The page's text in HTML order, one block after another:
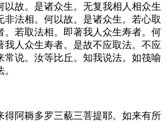
以故。是诸众生。无复我相人相众生
非法相。何以故。是诸众生。若心取
。若取法相。即著我人众生寿者。何
我人众生寿者。是故不应取法。不应
常说。汝等比丘。知我说法。如筏喻
得阿耨多罗三藐三菩提耶。如来有所